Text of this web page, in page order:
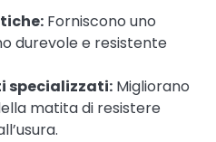
Forniscono uno
durevole e resistente
specializzati: Migliorano
matita di resistere